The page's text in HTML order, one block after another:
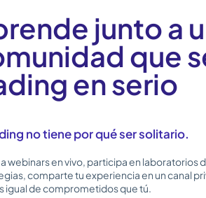
junto a
que
en serio
no tiene por qué ser solitario.
webinars en vivo, participa en laboratorios
comparte tu experiencia en un canal
igual de comprometidos que tú.